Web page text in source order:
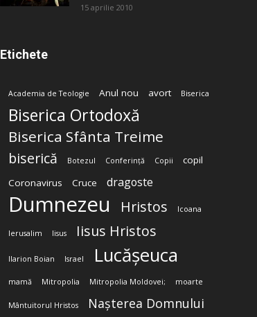
15 aprilie 2010
Etichete
Academia de Teologie Anul nou avort Biserica
Biserica Ortodoxă
Biserica Sfânta Treime
biserică Botezul Conferință Copii
copil
Coronavirus
Cruce dragoste
Dumnezeu Hristos Icoana
Ierusalim Iisus Iisus Hristos
Ilarion Boian Israel Lucășeuca
mamă Mitropolia Mitropolia Moldovei; moarte
Mântuitorul Hristos Nașterea Domnului